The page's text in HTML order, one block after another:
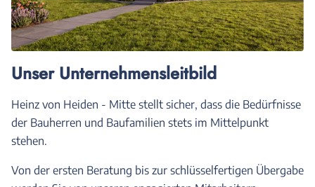
Unser Unternehmensleitbild
Heinz von Heiden - Mitte stellt sicher, dass die Bedürfnisse
der Bauherren und Baufamilien stets im Mittelpunkt
stehen.
Von der ersten Beratung bis zur schlüsselfertigen Übergabe